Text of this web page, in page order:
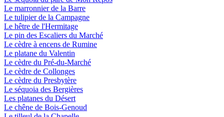
Le marronnier de la Barre
Le tulipier de la Campagne
Le hêtre de l'Hermitage
Le pin des Escaliers du Marché
Le cèdre à encens de Rumine
Le platane du Valentin
Le cèdre du Pré-du-Marché
Le cèdre de Collonges
Le cèdre du Presbytère
Le séquoia des Bergières
Les platanes du Désert
Le chêne de Bois-Genoud